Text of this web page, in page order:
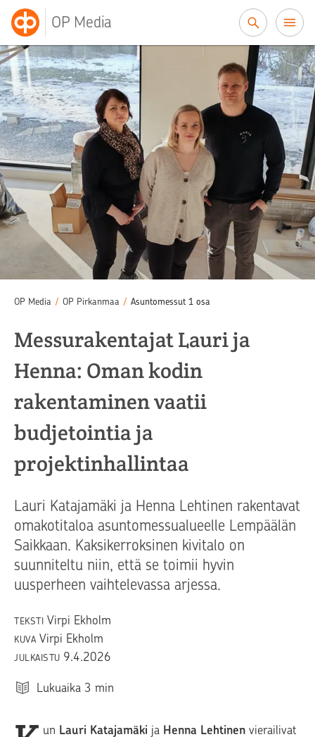
OP Media
OP Media / OP Pirkanmaa / Asuntomessut 1 osa
Messurakentajat Lauri ja
Henna: Oman kodin
rakentaminen vaatii
budjetointia ja
projektinhallintaa
Lauri Katajamäki ja Henna Lehtinen rakentavat
omakotitaloa asuntomessualueelle Lempäälän
Saikkaan. Kaksikerroksinen kivitalo on
suunniteltu niin, että se toimii hyvin
uusperheen vaihtelevassa arjessa.
TEKSTI Virpi Ekholm
KUVA Virpi Ekholm
JULKAISTU 9.4.2026
Lukuaika 3 min
un Lauri Katajamäki ja Henna Lehtinen vierailivat